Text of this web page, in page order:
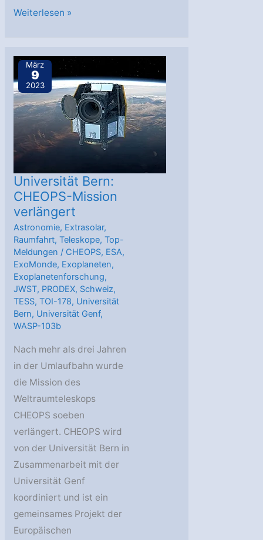
Metallarme
lebensfreundlicher
Weiterlesen »
März
9
2023
Universität Bern:
CHEOPS-Mission
verlängert
Astronomie, Extrasolar,
Raumfahrt,Teleskope,Top-
Meldungen / CHEOPS, ESA,
ExoMonde, Exoplaneten,
Exoplanetenforschung,
JWST, PRODEX, Schweiz,
TESS,TOI-178, Universität
Bern, Universität Genf,
WASP-103b
Nach mehr als drei Jahren
in der Umlaufbahn wurde
die Mission des
Weltraumteleskops
CHEOPS soeben
verlängert. CHEOPS wird
von der Universität Bern in
Zusammenarbeit mit der
Universität Genf
koordiniert und ist ein
gemeinsames Projekt der
Europäischen